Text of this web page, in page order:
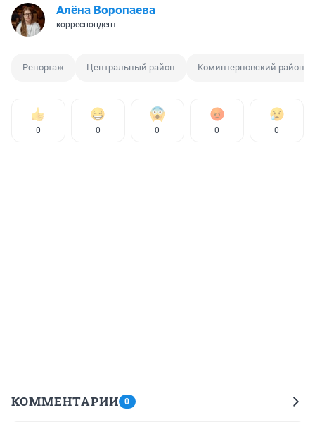
Алёна Воропаева
корреспондент
Репортаж Центральный район Коминтерновский район
0 0 0 0 0
КОММЕНТАРИИ 0